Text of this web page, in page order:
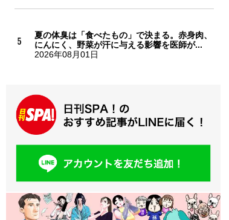
夏の体臭は「食べたもの」で決まる。赤身肉、
にんにく、野菜が汗に与える影響を医師が...
2026年08月01日